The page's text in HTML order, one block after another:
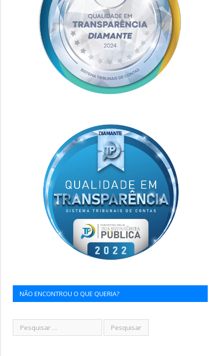
NÃO ENCONTROU O QUE QUERIA?